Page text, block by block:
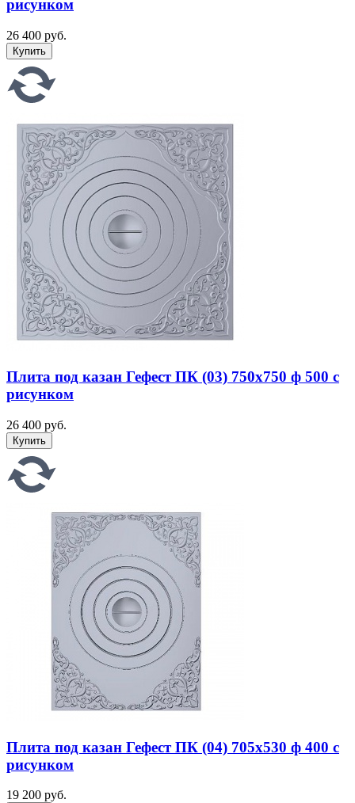
рисунком
26 400 руб.
Плита под казан Гефест ПК (03) 750x750 ф 500 с
рисунком
26 400 руб.
Плита под казан Гефест ПК (04) 705x530 ф 400 с
рисунком
19 200 руб.